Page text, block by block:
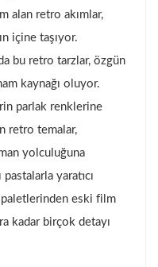
alan retro akımlar,
içine taşıyor.
bu retro tarzlar, özgün
kaynağı oluyor.
parlak renklerine
retro temalar,
yolculuğuna
yaratıcı
eski film
kadar birçok detayı